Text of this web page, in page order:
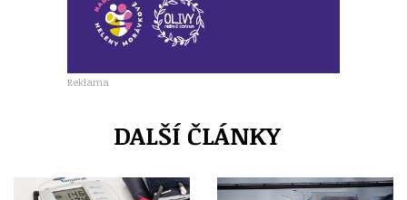
Reklama
DALŠÍ ČLÁNKY